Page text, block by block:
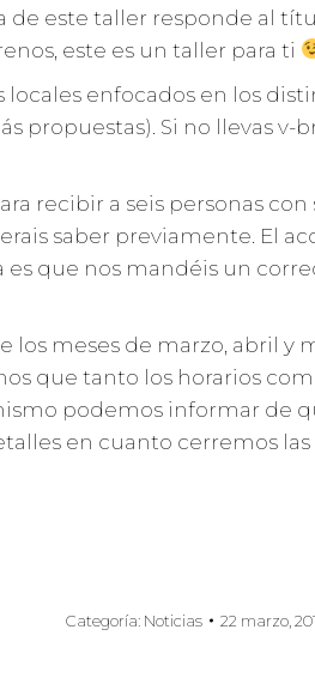
este taller responde al
este es un taller para ti
enfocados en los
propuestas). Si no llevas
recibir a seis personas
saber previamente. El
es que nos mandéis un
meses de marzo, abril y
que tanto los horarios
podemos informar de
en cuanto cerremos las
Categoría: Noticias 22 marzo,